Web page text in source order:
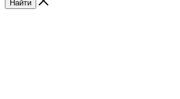
Найти